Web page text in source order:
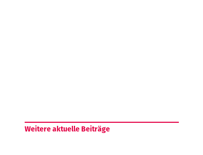
Weitere aktuelle Beiträge